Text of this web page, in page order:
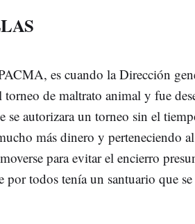
es cuando la Dirección
torneo de maltrato animal y fue
autorizara un torneo sin el
más dinero y
para evitar el encierro
todos tenía un santuario que